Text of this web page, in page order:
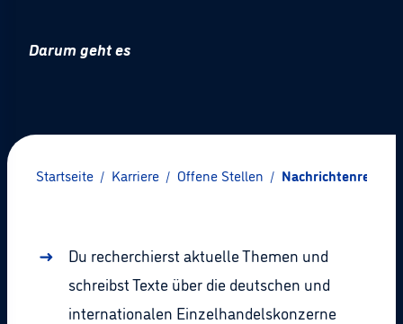
Darum geht es
Startseite / Karriere / Offene Stellen /
Du recherchierst aktuelle Themen und
schreibst Texte über die deutschen und
internationalen Einzelhandelskonzerne